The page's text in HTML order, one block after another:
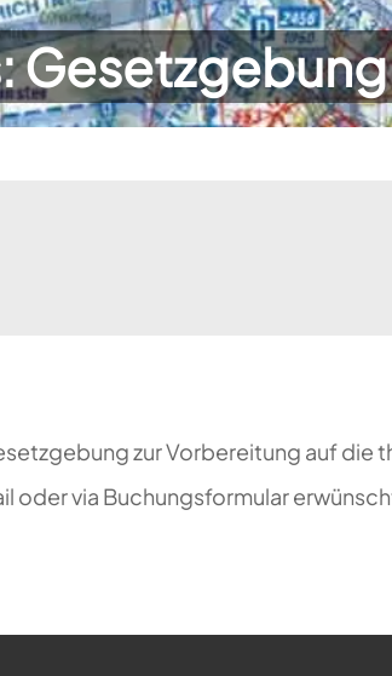
Gesetzgebung
zur Vorbereitung auf die
oder via Buchungsformular